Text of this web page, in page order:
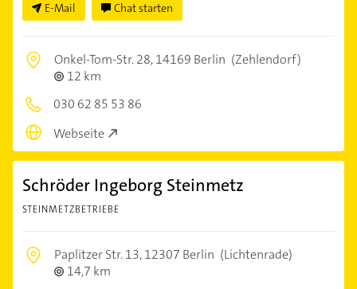
E-Mail Chat starten
Onkel-Tom-Str. 28,14169 Berlin (Zehlendorf)
12 km
030 62 85 53 86
Webseite
Schröder Ingeborg Steinmetz
STEINMETZBETRIEBE
Paplitzer Str. 13,12307 Berlin (Lichtenrade)
14,7 km